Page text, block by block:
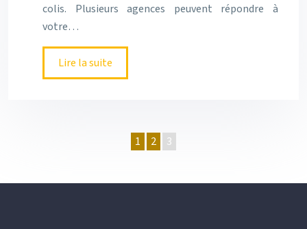
colis. Plusieurs agences peuvent répondre à
votre…
Lire la suite
1 2 3